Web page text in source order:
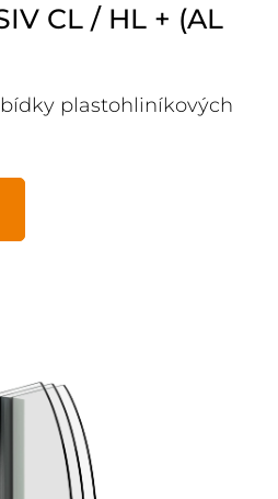
CL / HL + (AL
plastohliníkových